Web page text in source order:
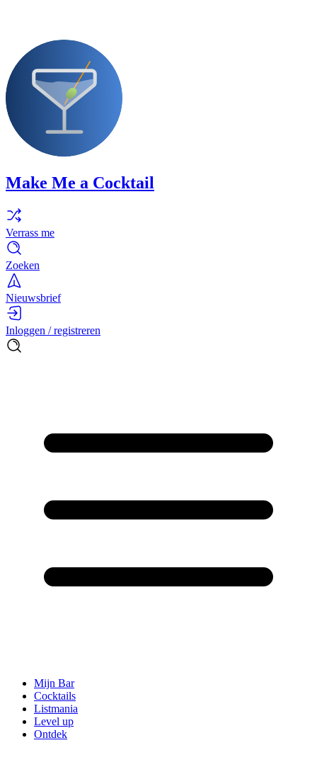
Make Me a Cocktail
Verrass me
Zoeken
Nieuwsbrief
Inloggen / registreren
Mijn Bar
Cocktails
Listmania
Level up
Ontdek